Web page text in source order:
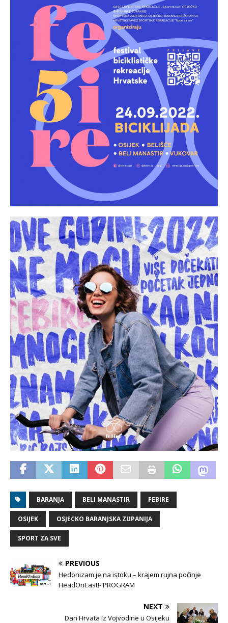
BARANJA BELI MANASTIR FEBIRE
OSIJEK OSJECKO BARANJSKA ZUPANIJA
SPORT ZA SVE
PREVIOUS
Hedonizam je na istoku – krajem rujna počinje
HeadOnEast!- PROGRAM
NEXT
Dan Hrvata iz Vojvodine u Osijeku